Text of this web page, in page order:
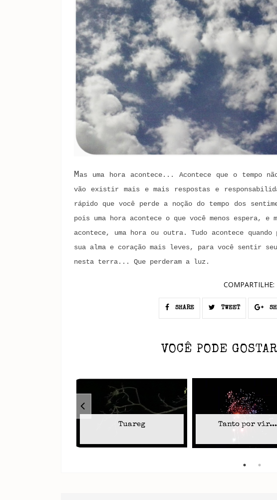
Mas uma hora acontece... Acontece que o tempo
vão existir mais e mais respostas e
rápido que você perde a noção do tempo dos
pois uma hora acontece o que você menos espera,
acontece, uma hora ou outra. Tudo acontece
sua alma e coração mais leves, para você sentir
nesta terra... Que perderam a luz.
COMPARTILHE:
SHARE TWEET
VOCÊ PODE
Tuareg Tanto por vir...